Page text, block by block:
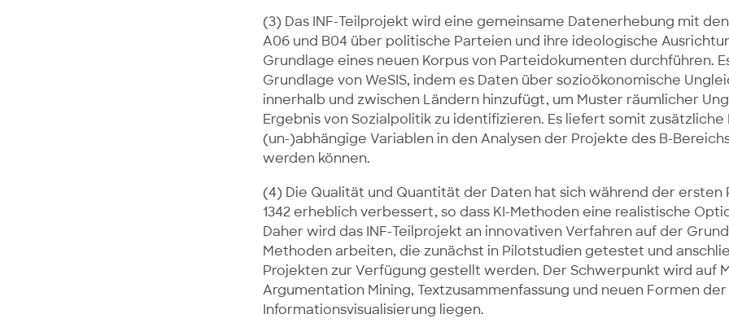
(3) Das INF-Teilprojekt wird eine gemeinsame Datenerhebung mit
A06 und B04 über politische Parteien und ihre ideologische
Grundlage eines neuen Korpus von Parteidokumenten durchführen.
Grundlage von WeSIS, indem es Daten über sozioökonomische
innerhalb und zwischen Ländern hinzufügt, um Muster räumlicher
Ergebnis von Sozialpolitik zu identifizieren. Es liefert somit zusätzliche
(un-)abhängige Variablen in den Analysen der Projekte des B-
werden können.
(4) Die Qualität und Quantität der Daten hat sich während der ersten
1342 erheblich verbessert, so dass KI-Methoden eine realistische
Daher wird das INF-Teilprojekt an innovativen Verfahren auf der
Methoden arbeiten, die zunächst in Pilotstudien getestet und
Projekten zur Verfügung gestellt werden. Der Schwerpunkt wird auf
Argumentation Mining, Textzusammenfassung und neuen Formen
Informationsvisualisierung liegen.